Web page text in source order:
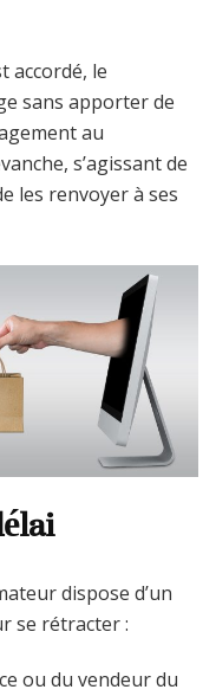
accordé, le
sans apporter de
au
s’agissant de
les renvoyer à ses
dispose d’un
se rétracter :
ou du vendeur du